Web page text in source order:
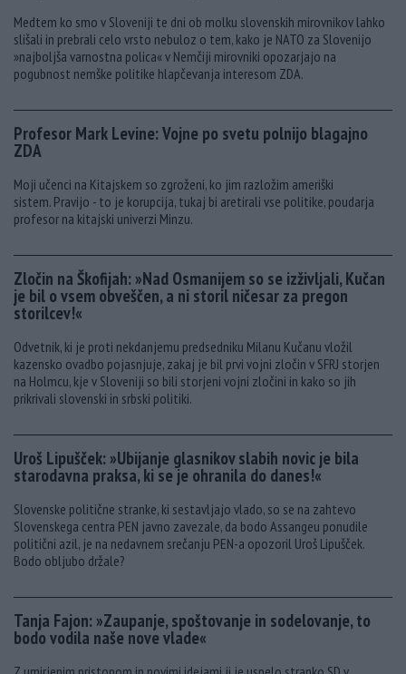
Medtem ko smo v Sloveniji te dni ob molku slovenskih mirovnikov lahko
slišali in prebrali celo vrsto nebuloz o tem, kako je NATO za Slovenijo
»najboljša varnostna polica« v Nemčiji mirovniki opozarjajo na
pogubnost nemške politike hlapčevanja interesom ZDA.
Profesor Mark Levine: Vojne po svetu polnijo blagajno
ZDA
Moji učenci na Kitajskem so zgroženi, ko jim razložim ameriški
sistem. Pravijo - to je korupcija, tukaj bi aretirali vse politike, poudarja
profesor na kitajski univerzi Minzu.
Zločin na Škofijah: »Nad Osmanijem so se izživljali, Kučan
je bil o vsem obveščen, a ni storil ničesar za pregon
storilcev!«
Odvetnik, ki je proti nekdanjemu predsedniku Milanu Kučanu vložil
kazensko ovadbo pojasnjuje, zakaj je bil prvi vojni zločin v SFRJ storjen
na Holmcu, kje v Sloveniji so bili storjeni vojni zločini in kako so jih
prikrivali slovenski in srbski politiki.
Uroš Lipušček: »Ubijanje glasnikov slabih novic je bila
starodavna praksa, ki se je ohranila do danes!«
Slovenske politične stranke, ki sestavljajo vlado, so se na zahtevo
Slovenskega centra PEN javno zavezale, da bodo Assangeu ponudile
politični azil, je na nedavnem srečanju PEN-a opozoril Uroš Lipušček.
Bodo obljubo držale?
Tanja Fajon: »Zaupanje, spoštovanje in sodelovanje, to
bodo vodila naše nove vlade«